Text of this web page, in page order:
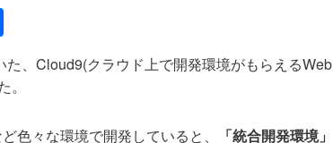
有た、Cloud9(クラウド上で開発環境がもらえるWeb
色々な環境で開発していると、
「統合開発環境」